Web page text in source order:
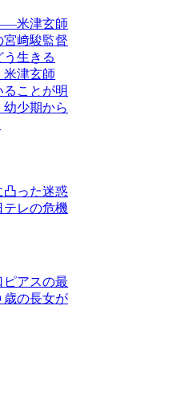
米津玄師
宮﨑駿監督
う生きる
米津玄師
ることが明
少期から
凸った迷惑
テレの危機
ピアスの最
歳の長女が